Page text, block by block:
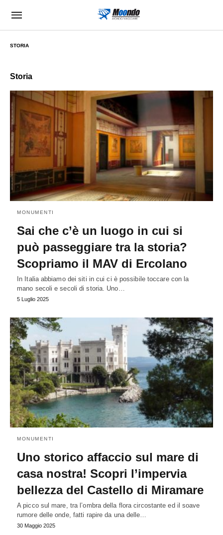
STORIA
Storia
MONUMENTI
Sai che c’è un luogo in cui si
può passeggiare tra la storia?
Scopriamo il MAV di Ercolano
In Italia abbiamo dei siti in cui ci è possibile toccare con la
mano secoli e secoli di storia. Uno…
5 Luglio 2025
MONUMENTI
Uno storico affaccio sul mare di
casa nostra! Scopri l’impervia
bellezza del Castello di Miramare
A picco sul mare, tra l’ombra della flora circostante ed il soave
rumore delle onde, fatti rapire da una delle…
30 Maggio 2025